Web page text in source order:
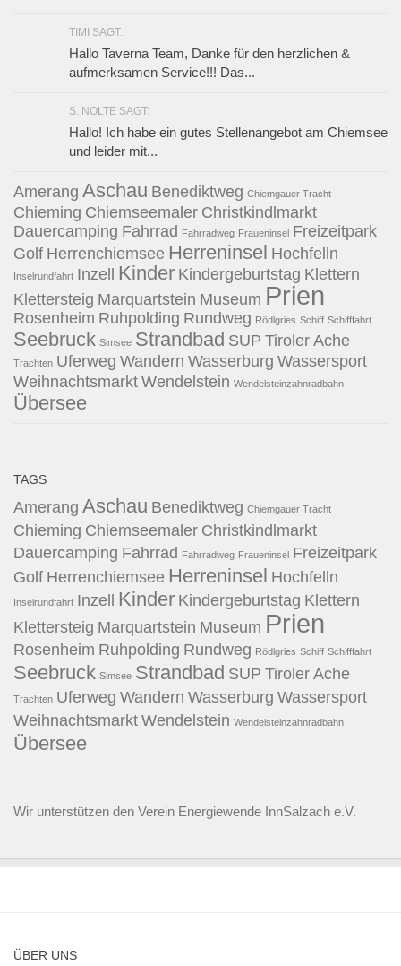
TIMI SAGT:
Hallo Taverna Team, Danke für den herzlichen &
aufmerksamen Service!!! Das...
S. NOLTE SAGT:
Hallo! Ich habe ein gutes Stellenangebot am Chiemsee
und leider mit...
Amerang Aschau Benediktweg Chiemgauer Tracht
Chieming Chiemseemaler Christkindlmarkt
Dauercamping Fahrrad Fahrradweg Fraueninsel Freizeitpark
Golf Herrenchiemsee Herreninsel Hochfelln
Inselrundfahrt Inzell Kinder Kindergeburtstag Klettern
Klettersteig Marquartstein Museum Prien
Rosenheim Ruhpolding Rundweg Rödlgries Schiff Schifffahrt
Seebruck Simsee Strandbad SUP Tiroler Ache
Trachten Uferweg Wandern Wasserburg Wassersport
Weihnachtsmarkt Wendelstein Wendelsteinzahnradbahn
Übersee
TAGS
Amerang Aschau Benediktweg Chiemgauer Tracht
Chieming Chiemseemaler Christkindlmarkt
Dauercamping Fahrrad Fahrradweg Fraueninsel Freizeitpark
Golf Herrenchiemsee Herreninsel Hochfelln
Inselrundfahrt Inzell Kinder Kindergeburtstag Klettern
Klettersteig Marquartstein Museum Prien
Rosenheim Ruhpolding Rundweg Rödlgries Schiff Schifffahrt
Seebruck Simsee Strandbad SUP Tiroler Ache
Trachten Uferweg Wandern Wasserburg Wassersport
Weihnachtsmarkt Wendelstein Wendelsteinzahnradbahn
Übersee
Wir unterstützen den Verein Energiewende InnSalzach e.V.
ÜBER UNS